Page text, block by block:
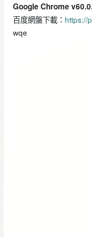
Google Chrome
百度網盤下載： https://
wqe